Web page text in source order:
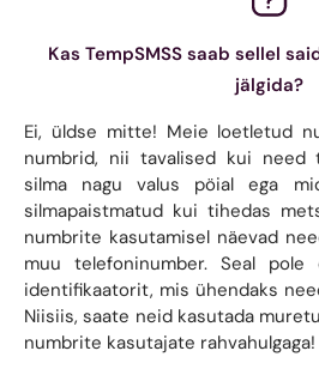
Kas TempSMSS saab sellel
jälgida?
Ei, üldse mitte! Meie loetletud
numbrid, nii tavalised kui need
silma nagu valus pöial ega
silmapaistmatud kui tihedas
numbrite kasutamisel näevad
muu telefoninumber. Seal
identifikaatorit, mis ühendaks
Niisiis, saate neid kasutada
numbrite kasutajate rahvahulgaga!